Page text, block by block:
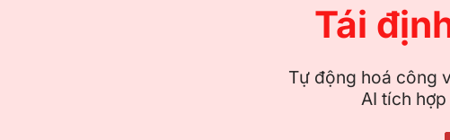
Tái
Tự động hoá công
AI tích